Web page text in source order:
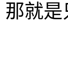
就